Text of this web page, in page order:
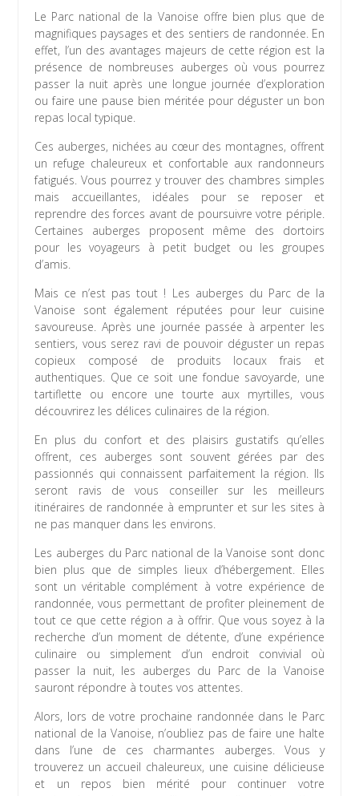
Le Parc national de la Vanoise offre bien plus que de
magnifiques paysages et des sentiers de randonnée. En
effet, l’un des avantages majeurs de cette région est la
présence de nombreuses auberges où vous pourrez
passer la nuit après une longue journée d’exploration
ou faire une pause bien méritée pour déguster un bon
repas local typique.
Ces auberges, nichées au cœur des montagnes, offrent
un refuge chaleureux et confortable aux randonneurs
fatigués. Vous pourrez y trouver des chambres simples
mais accueillantes, idéales pour se reposer et
reprendre des forces avant de poursuivre votre périple.
Certaines auberges proposent même des dortoirs
pour les voyageurs à petit budget ou les groupes
d’amis.
Mais ce n’est pas tout ! Les auberges du Parc de la
Vanoise sont également réputées pour leur cuisine
savoureuse. Après une journée passée à arpenter les
sentiers, vous serez ravi de pouvoir déguster un repas
copieux composé de produits locaux frais et
authentiques. Que ce soit une fondue savoyarde, une
tartiflette ou encore une tourte aux myrtilles, vous
découvrirez les délices culinaires de la région.
En plus du confort et des plaisirs gustatifs qu’elles
offrent, ces auberges sont souvent gérées par des
passionnés qui connaissent parfaitement la région. Ils
seront ravis de vous conseiller sur les meilleurs
itinéraires de randonnée à emprunter et sur les sites à
ne pas manquer dans les environs.
Les auberges du Parc national de la Vanoise sont donc
bien plus que de simples lieux d’hébergement. Elles
sont un véritable complément à votre expérience de
randonnée, vous permettant de profiter pleinement de
tout ce que cette région a à offrir. Que vous soyez à la
recherche d’un moment de détente, d’une expérience
culinaire ou simplement d’un endroit convivial où
passer la nuit, les auberges du Parc de la Vanoise
sauront répondre à toutes vos attentes.
Alors, lors de votre prochaine randonnée dans le Parc
national de la Vanoise, n’oubliez pas de faire une halte
dans l’une de ces charmantes auberges. Vous y
trouverez un accueil chaleureux, une cuisine délicieuse
et un repos bien mérité pour continuer votre